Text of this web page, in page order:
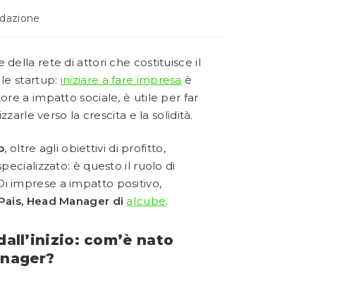
rete di attori che costituisce il
startup: iniziare a fare impresa è
a impatto sociale, è utile per far
verso la crescita e la solidità.
, oltre agli obiettivi di profitto,
è questo il ruolo di
imprese a impatto positivo,
Head Manager dia|cube.
com’è nato